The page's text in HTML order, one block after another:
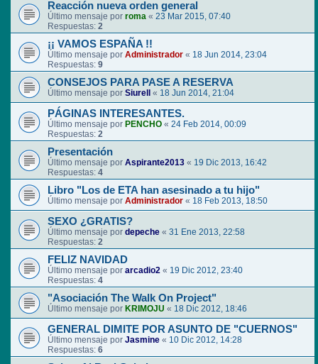
Reacción nueva orden general
Último mensaje por roma « 23 Mar 2015, 07:40
Respuestas: 2
¡¡ VAMOS ESPAÑA !!
Último mensaje por Administrador « 18 Jun 2014, 23:04
Respuestas: 9
CONSEJOS PARA PASE A RESERVA
Último mensaje por Siurell « 18 Jun 2014, 21:04
PÁGINAS INTERESANTES.
Último mensaje por PENCHO « 24 Feb 2014, 00:09
Respuestas: 2
Presentación
Último mensaje por Aspirante2013 « 19 Dic 2013, 16:42
Respuestas: 4
Libro "Los de ETA han asesinado a tu hijo"
Último mensaje por Administrador « 18 Feb 2013, 18:50
SEXO ¿GRATIS?
Último mensaje por depeche « 31 Ene 2013, 22:58
Respuestas: 2
FELIZ NAVIDAD
Último mensaje por arcadio2 « 19 Dic 2012, 23:40
Respuestas: 4
"Asociación The Walk On Project"
Último mensaje por KRIMOJU « 18 Dic 2012, 18:46
GENERAL DIMITE POR ASUNTO DE "CUERNOS"
Último mensaje por Jasmine « 10 Dic 2012, 14:28
Respuestas: 6